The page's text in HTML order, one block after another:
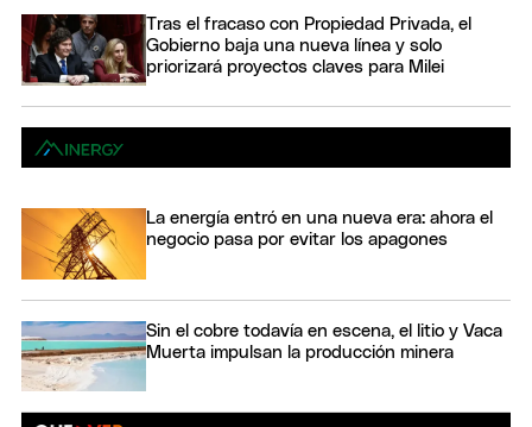
Tras el fracaso con Propiedad Privada, el
Gobierno baja una nueva línea y solo
priorizará proyectos claves para Milei
La energía entró en una nueva era: ahora el
negocio pasa por evitar los apagones
Sin el cobre todavía en escena, el litio y Vaca
Muerta impulsan la producción minera